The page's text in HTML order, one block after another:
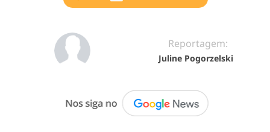
Reportagem:
Juline Pogorzelski